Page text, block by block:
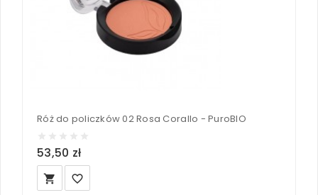
Róż do policzków 02 Rosa Corallo - PuroBIO
53,50 zł
local_grocery_store favorite_border